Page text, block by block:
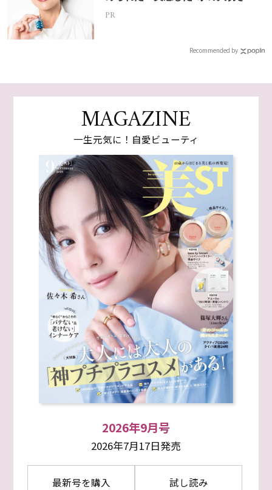
PR
Recommended by
MAGAZINE
一生元気に！自愛ビューティ
2026年9月号
2026年7月17日発売
最新号を購入 試し読み